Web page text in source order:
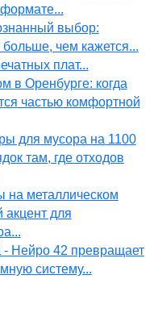
выбор:
чем кажется...
плат...
в Оренбурге: когда
частью комфортной
для мусора на 1100
там, где отходов
на металлическом
акцент для
- Нейро 42 превращает
систему...